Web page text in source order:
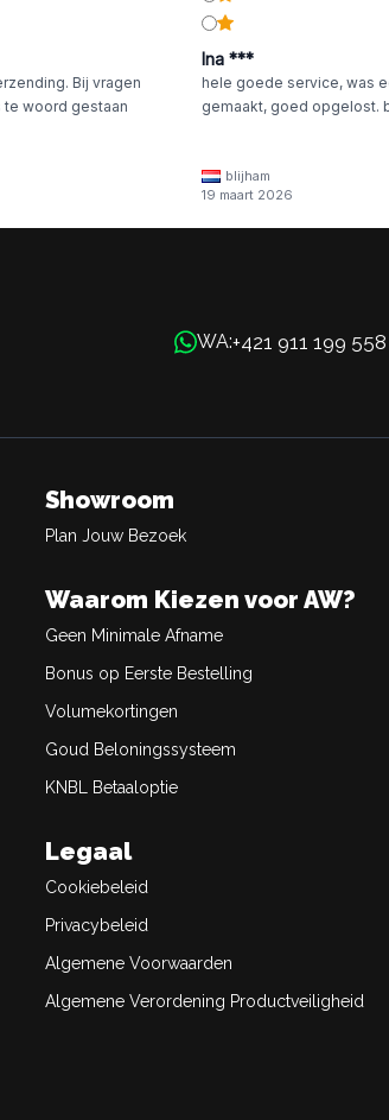
Bij vragen
woord gestaan
Ina ***
hele goede service, was
gemaakt, goed opgelost.
blijham
19 maart 2026
WA:+421 911 199 558
Showroom
Plan Jouw Bezoek
Waarom Kiezen voor AW?
Geen Minimale Afname
Bonus op Eerste Bestelling
Volumekortingen
Goud Beloningssysteem
KNBL Betaaloptie
Legaal
Cookiebeleid
Privacybeleid
Algemene Voorwaarden
Algemene Verordening Productveiligheid